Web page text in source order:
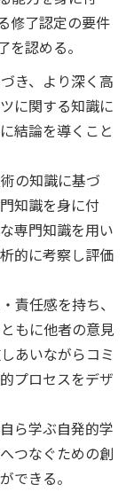
修了認定の要件
認める。
き、より深く高
に関する知識に
結論を導くこと
の知識に基づ
知識を身に付
専門知識を用い
的に考察し評価
責任感を持ち、
もに他者の意見
あいながらコミ
プロセスをデザ
ら学ぶ自発的学
つなぐための創
できる。